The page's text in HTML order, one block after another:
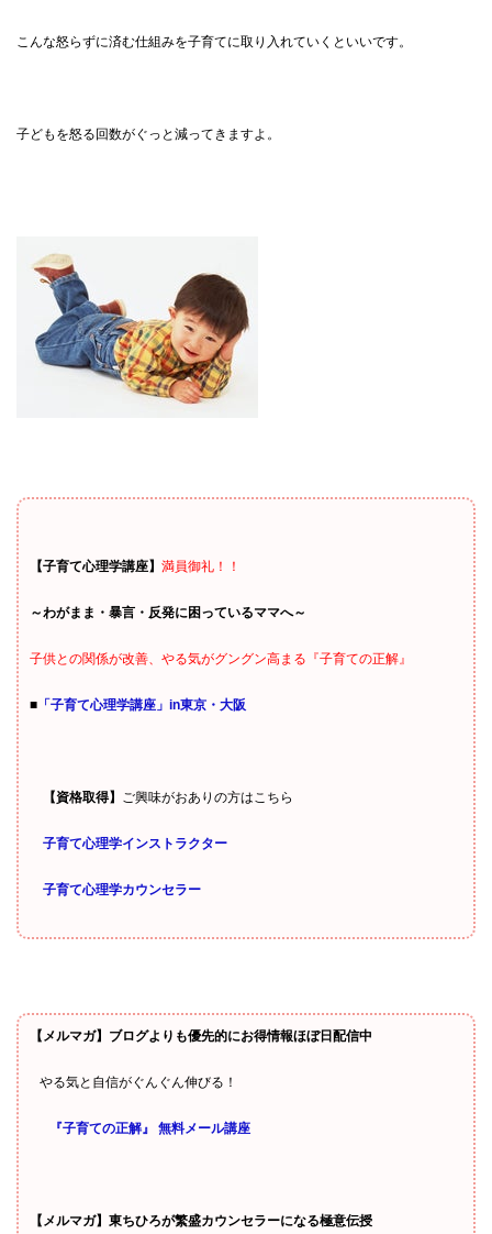
こんな怒らずに済む仕組みを子育てに取り入れていくといいです。
子どもを怒る回数がぐっと減ってきますよ。
【子育て心理学講座】 満員御礼！！
～わがまま・暴言・反発に困っているママへ～
子供との関係が改善、やる気がグングン高まる『子育ての正解』
■ 「子育て心理学講座」in東京・大阪
【資格取得】 ご興味がおありの方はこちら
子育て心理学インストラクター
子育て心理学カウンセラー
【メルマガ】ブログよりも優先的にお得情報ほぼ日配信中
やる気と自信がぐんぐん伸びる！
『子育ての正解』 無料メール講座
【メルマガ】東ちひろが繁盛カウンセラーになる極意伝授